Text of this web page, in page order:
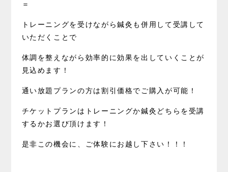
＝
トレーニングを受けながら鍼灸も併用して受講して
いただくことで
体調を整えながら効率的に効果を出していくことが
見込めます！
通い放題プランの方は割引価格でご購入が可能！
チケットプランはトレーニングか鍼灸どちらを受講
するかお選び頂けます！
是非この機会に、ご体験にお越し下さい！！！